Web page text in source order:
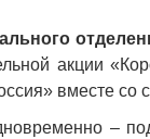
акции
вместе со
–